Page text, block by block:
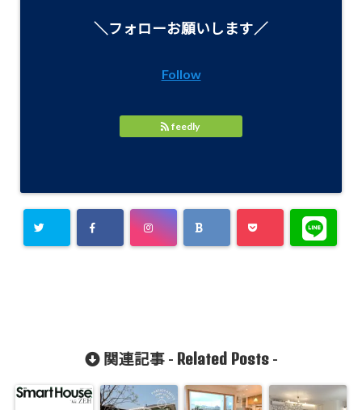
＼フォローお願いします／
Follow
feedly
関連記事 - Related Posts-